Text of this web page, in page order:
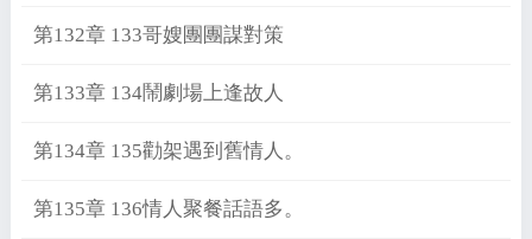
第132章 133哥嫂團團謀對策
第133章 134鬧劇場上逢故人
第134章 135勸架遇到舊情人。
第135章 136情人聚餐話語多。